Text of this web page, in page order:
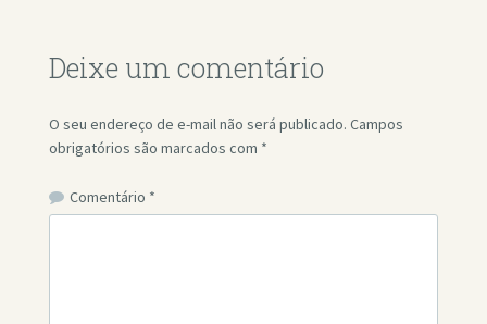
Deixe um comentário
O seu endereço de e-mail não será publicado. Campos
obrigatórios são marcados com *
Comentário *